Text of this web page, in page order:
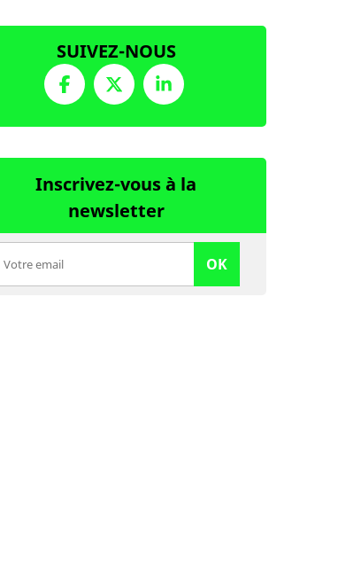
SUIVEZ-NOUS
Inscrivez-vous à la
newsletter
OK